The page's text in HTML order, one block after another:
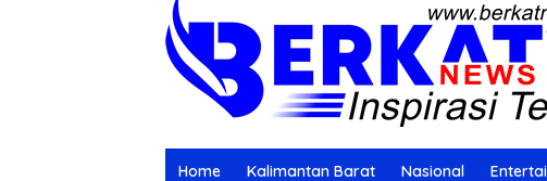
Home Kalimantan Barat Nasional